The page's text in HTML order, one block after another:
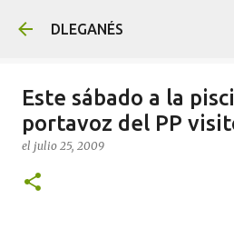
DLEGANÉS
Este sábado a la
portavoz del PP
el julio 25, 2009